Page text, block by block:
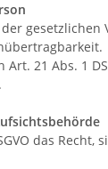
gesetzlichen
21 Abs. 1
das